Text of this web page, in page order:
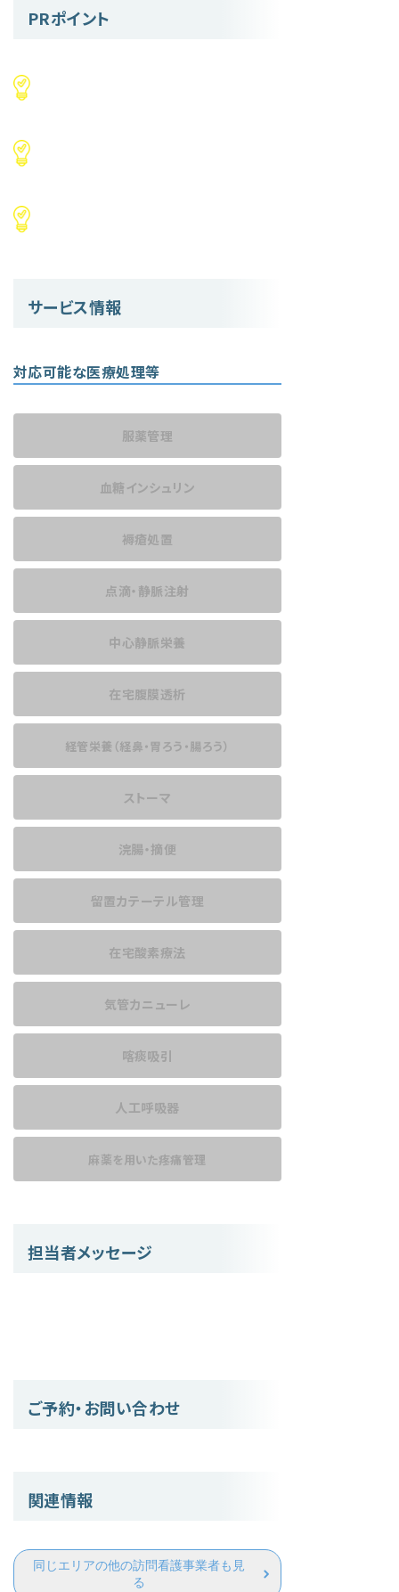
PRポイント
サービス情報
対応可能な医療処理等
服薬管理
血糖インシュリン
褥瘡処置
点滴・静脈注射
中心静脈栄養
在宅腹膜透析
経管栄養 （経鼻・胃ろう・腸ろう）
ストーマ
浣腸・摘便
留置カテーテル管理
在宅酸素療法
気管カニューレ
喀痰吸引
人工呼吸器
麻薬を用いた疼痛管理
担当者メッセージ
ご予約・お問い合わせ
関連情報
同じエリアの他の訪問看護事業者も見
る